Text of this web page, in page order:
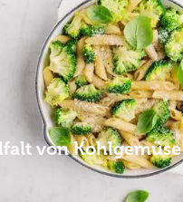
von Kohlgemüse